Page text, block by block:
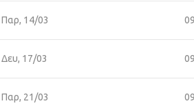
Παρ, 14/03
Δευ, 17/03
Παρ, 21/03